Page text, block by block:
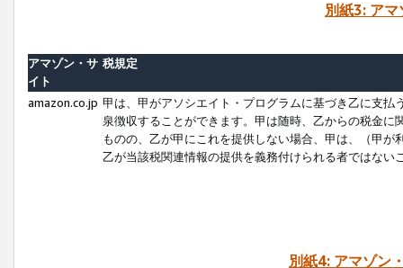
別紙3: ア
アマゾン・サ
イト
税規定
amazon.co.jp 甲は、甲がアソシエイト・プログラムに基づき乙に支
泉徴収することができます。甲は随時、乙からの税金
ものの、乙が甲にこれを提供しない場合、甲は、（甲
乙が当該税関連情報の提供を義務付けられる者ではな
別紙4: アマゾン